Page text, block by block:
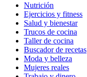
Nutrición
Ejercicios y fitness
Salud y bienestar
Trucos de cocina
Taller de cocina
Buscador de recetas
Moda y belleza
Mujeres reales